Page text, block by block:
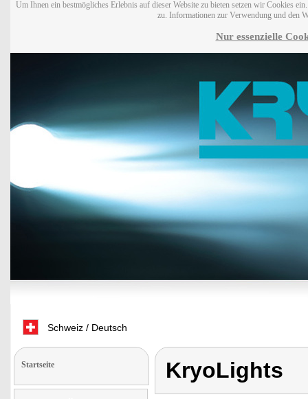
Um Ihnen ein bestmögliches Erlebnis auf dieser Website zu bieten setzen wir Cookies
zu. Informationen zur Verwendung und den
Nur essenzielle
Schweiz / Deutsch
Startseite KryoLights